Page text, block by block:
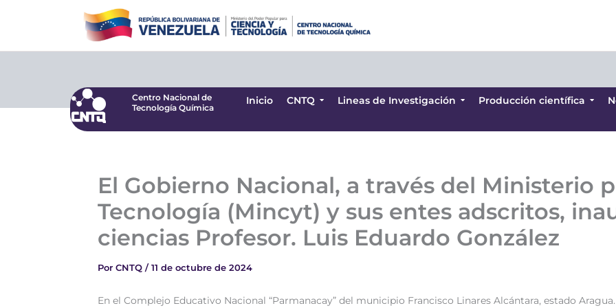
Tecnología Química
CNTQ
Centro Nacional de
Tecnología Química
Inicio CNTQ Lineas de Investigación Producción científica
El Gobierno Nacional, a través del Ministerio
Tecnología (Mincyt) y sus entes adscritos,
ciencias Profesor. Luis Eduardo González
Por CNTQ /11 de octubre de 2024
En el Complejo Educativo Nacional “Parmanacay” del municipio Francisco Linares Alcántara, estado Aragua.